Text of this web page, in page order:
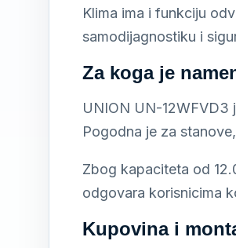
Klima ima i funkciju
samodijagnostiku i
Za koga je
UNION UN-12WFVD3
Pogodna je za
Zbog kapaciteta od
odgovara korisnicima
Kupovina i